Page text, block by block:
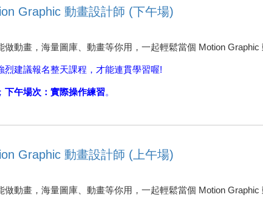
Graphic 動畫設計師 (下午場)
動畫，海量圖庫、動畫等你用，一起輕鬆當個 Motion Graphic
建議報名整天課程，才能連貫學習喔!
下午場次：實際操作練習。
Graphic 動畫設計師 (上午場)
動畫，海量圖庫、動畫等你用，一起輕鬆當個 Motion Graphic